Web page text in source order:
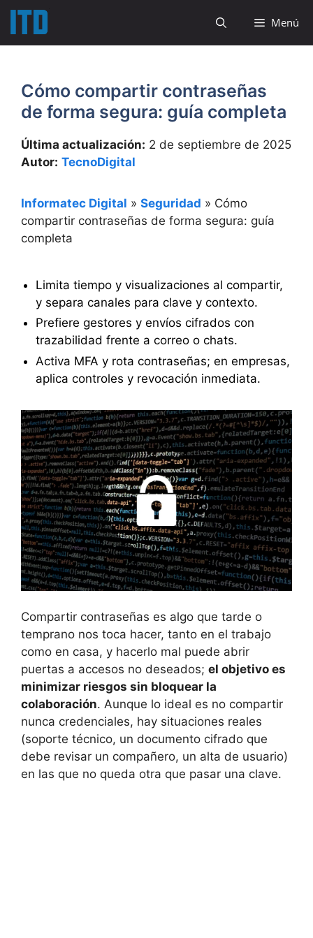
Saltar
contenido
Menú
Cómo compartir contraseñas
de forma segura: guía completa
Última actualización: 2 de septiembre de 2025
Autor: TecnoDigital
Informatec Digital » Seguridad » Cómo
compartir contraseñas de forma segura: guía
completa
Limita tiempo y visualizaciones al compartir,
y separa canales para clave y contexto.
Prefiere gestores y envíos cifrados con
trazabilidad frente a correo o chats.
Activa MFA y rota contraseñas; en empresas,
aplica controles y revocación inmediata.
Compartir contraseñas es algo que tarde o
temprano nos toca hacer, tanto en el trabajo
como en casa, y hacerlo mal puede abrir
puertas a accesos no deseados; el objetivo es
minimizar riesgos sin bloquear la
colaboración. Aunque lo ideal es no compartir
nunca credenciales, hay situaciones reales
(soporte técnico, un documento cifrado que
debe revisar un compañero, un alta de usuario)
en las que no queda otra que pasar una clave.